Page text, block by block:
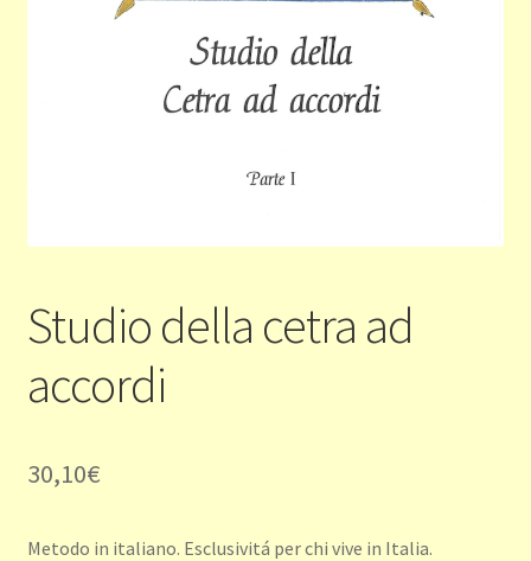
Studio della cetra ad
accordi
30,10€
Metodo in italiano. Esclusivitá per chi vive in Italia.